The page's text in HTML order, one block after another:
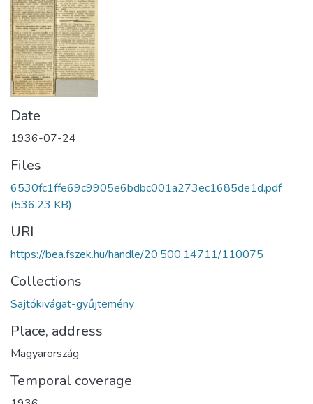
Date
1936-07-24
Files
6530fc1ffe69c9905e6bdbc001a273ec1685de1d.pdf
(536.23 KB)
URI
https://bea.fszek.hu/handle/20.500.14711/110075
Collections
Sajtókivágat-gyűjtemény
Place, address
Magyarország
Temporal coverage